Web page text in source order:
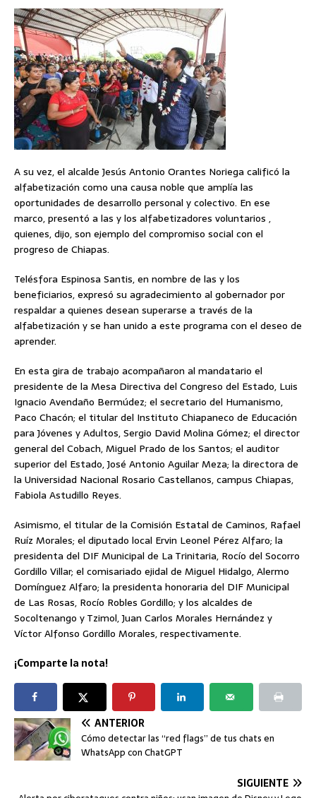
A su vez, el alcalde Jesús Antonio Orantes Noriega calificó la
alfabetización como una causa noble que amplía las
oportunidades de desarrollo personal y colectivo. En ese
marco, presentó a las y los alfabetizadores voluntarios ,
quienes, dijo, son ejemplo del compromiso social con el
progreso de Chiapas.
Telésfora Espinosa Santis, en nombre de las y los
beneficiarios, expresó su agradecimiento al gobernador por
respaldar a quienes desean superarse a través de la
alfabetización y se han unido a este programa con el deseo de
aprender.
En esta gira de trabajo acompañaron al mandatario el
presidente de la Mesa Directiva del Congreso del Estado, Luis
Ignacio Avendaño Bermúdez; el secretario del Humanismo,
Paco Chacón; el titular del Instituto Chiapaneco de Educación
para Jóvenes y Adultos, Sergio David Molina Gómez; el director
general del Cobach, Miguel Prado de los Santos; el auditor
superior del Estado, José Antonio Aguilar Meza; la directora de
la Universidad Nacional Rosario Castellanos, campus Chiapas,
Fabiola Astudillo Reyes.
Asimismo, el titular de la Comisión Estatal de Caminos, Rafael
Ruíz Morales; el diputado local Ervin Leonel Pérez Alfaro; la
presidenta del DIF Municipal de La Trinitaria, Rocío del Socorro
Gordillo Villar; el comisariado ejidal de Miguel Hidalgo, Alermo
Domínguez Alfaro; la presidenta honoraria del DIF Municipal
de Las Rosas, Rocío Robles Gordillo; y los alcaldes de
Socoltenango y Tzimol, Juan Carlos Morales Hernández y
Víctor Alfonso Gordillo Morales, respectivamente.
¡Comparte la nota!
ANTERIOR
Cómo detectar las “red flags” de tus chats en
WhatsApp con ChatGPT
SIGUIENTE